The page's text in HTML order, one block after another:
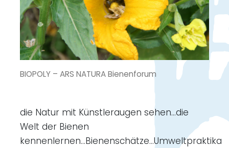
BIOPOLY – ARS NATURA Bienenforum
die Natur mit Künstleraugen sehen...die
Welt der Bienen
kennenlernen...Bienenschätze...Umweltpraktika